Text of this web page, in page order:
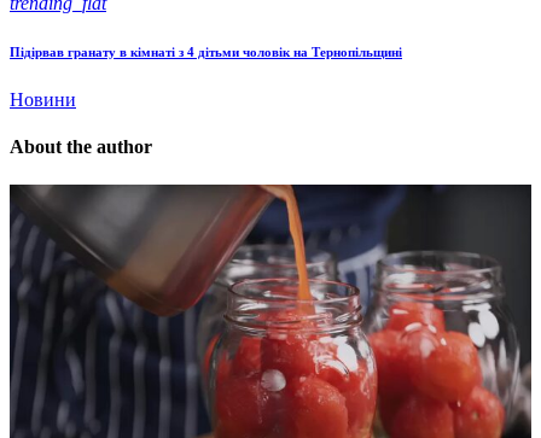
Підірвав гранату в кімнаті з 4 дітьми чоловік на Тернопільщині
Новини
About the author